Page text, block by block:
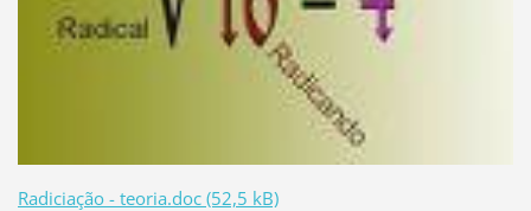
Radiciação - teoria.doc (52,5 kB)